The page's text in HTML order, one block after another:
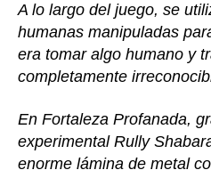
A lo largo del juego, se
humanas manipuladas
era tomar algo humano y
completamente
En Fortaleza Profanada,
experimental Rully
enorme lámina de metal